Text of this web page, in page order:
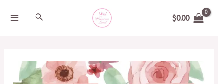
Search $0.00
日
本